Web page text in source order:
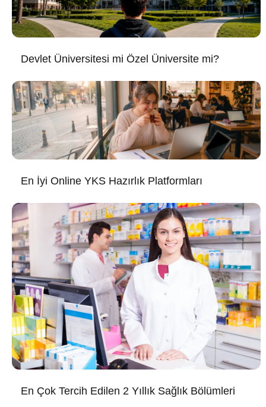
Devlet Üniversitesi mi Özel Üniversite mi?
En İyi Online YKS Hazırlık Platformları
En Çok Tercih Edilen 2 Yıllık Sağlık Bölümleri